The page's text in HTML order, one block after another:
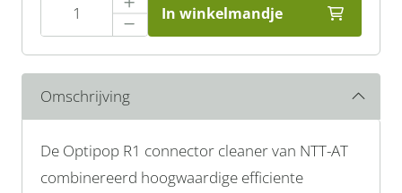
Omschrijving
De Optipop R1 connector cleaner van NTT-AT
combinereerd hoogwaardige efficiente
In winkelmandje